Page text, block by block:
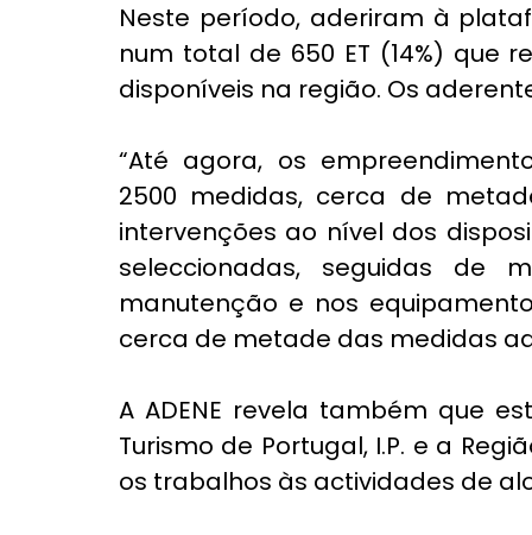
Neste período, aderiram à
num total de 650 ET (14%) que
disponíveis na região. Os
“Até agora, os
2500 medidas, cerca de
intervenções ao nível dos
seleccionadas, seguidas de
manutenção e nos
cerca de metade das medidas
A ADENE revela também que
Turismo de Portugal, I.P. e a
os trabalhos às actividades de